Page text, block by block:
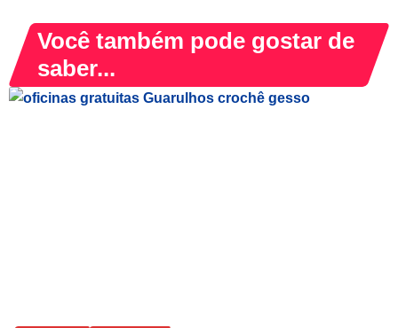
Você também pode gostar de
saber...